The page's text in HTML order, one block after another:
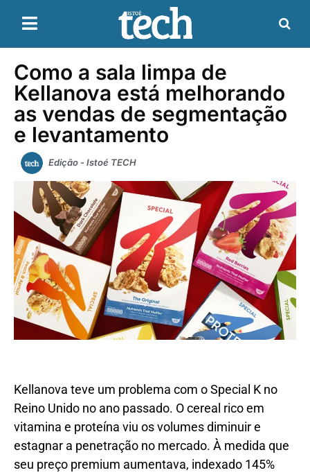
Como a sala limpa de
Kellanova está melhorando
as vendas de segmentação
e levantamento
Edição - Istoé TECH
Kellanova teve um problema com o Special K no
Reino Unido no ano passado. O cereal rico em
vitamina e proteína viu os volumes diminuir e
estagnar a penetração no mercado. À medida que
seu preço premium aumentava, indexado 145%